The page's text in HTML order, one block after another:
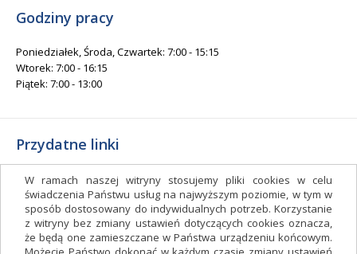
W ramach naszej witryny stosujemy pliki cookies w celu
świadczenia Państwu usług na najwyższym poziomie, w tym w
sposób dostosowany do indywidualnych potrzeb. Korzystanie
z witryny bez zmiany ustawień dotyczących cookies oznacza,
że będą one zamieszczane w Państwa urządzeniu końcowym.
Godziny pracy
Poniedziałek, Środa, Czwartek: 7:00 - 15:15
Wtorek: 7:00 - 16:15
Piątek: 7:00 - 13:00
Przydatne linki
Gminny Ośrodek Kultury i Sportu
Gminna Biblioteka Publiczna
facebook.com/gminagrudziadz
Deklaracja dostępności